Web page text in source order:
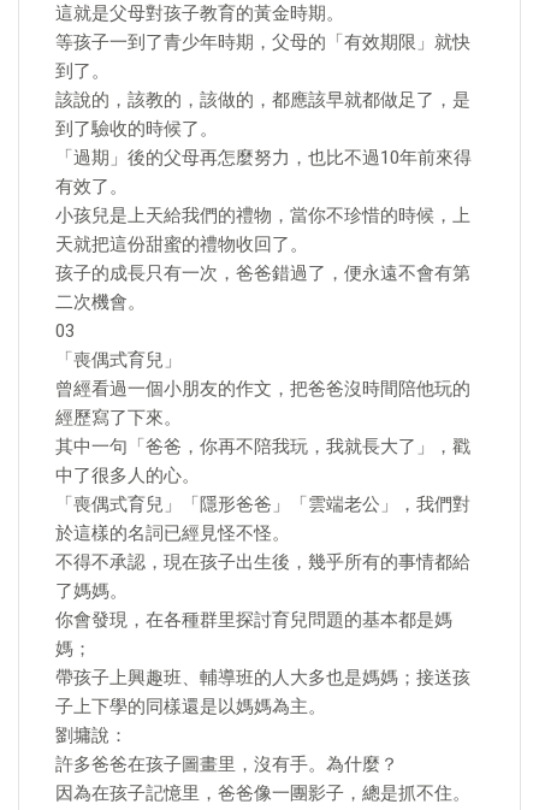
這就是父母對孩子教育的黃金時期。
等孩子一到了青少年時期，父母的「有效期限」就快
到了。
該說的，該教的，該做的，都應該早就都做足了，是
到了驗收的時候了。
「過期」後的父母再怎麼努力，也比不過10年前來得
有效了。
小孩兒是上天給我們的禮物，當你不珍惜的時候，上
天就把這份甜蜜的禮物收回了。
孩子的成長只有一次，爸爸錯過了，便永遠不會有第
二次機會。
03
「喪偶式育兒」
曾經看過一個小朋友的作文，把爸爸沒時間陪他玩的
經歷寫了下來。
其中一句「爸爸，你再不陪我玩，我就長大了」，戳
中了很多人的心。
「喪偶式育兒」「隱形爸爸」「雲端老公」，我們對
於這樣的名詞已經見怪不怪。
不得不承認，現在孩子出生後，幾乎所有的事情都給
了媽媽。
你會發現，在各種群里探討育兒問題的基本都是媽
媽；
帶孩子上興趣班、輔導班的人大多也是媽媽；接送孩
子上下學的同樣還是以媽媽為主。
劉墉說：
許多爸爸在孩子圖畫里，沒有手。為什麼？
因為在孩子記憶里，爸爸像一團影子，總是抓不住。